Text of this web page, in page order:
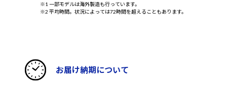
※1 一部モデルは海外製造も行っています。
※2 平均時間。状況によっては72時間を超えることもあります。
お届け納期について